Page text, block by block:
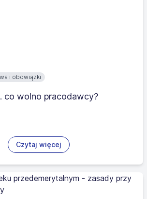
i obowiązki
co wolno pracodawcy?
Czytaj więcej